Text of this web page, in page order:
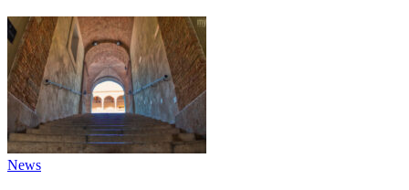
News